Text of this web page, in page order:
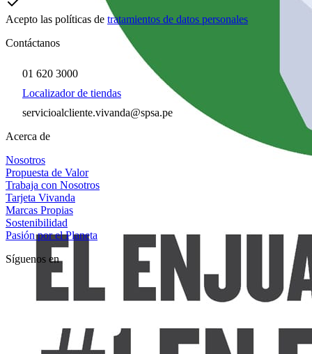
Acepto las políticas de tratamientos de datos personales
Contáctanos
01 620 3000
Localizador de tiendas
servicioalcliente.vivanda@spsa.pe
Acerca de
Nosotros
Propuesta de Valor
Trabaja con Nosotros
Tarjeta Vivanda
Marcas Propias
Sostenibilidad
Pasión por el Planeta
Síguenos en